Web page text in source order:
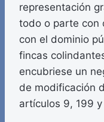
representación
todo o parte con
con el dominio
fincas
encubriese un
de modificación
artículos 9, 199